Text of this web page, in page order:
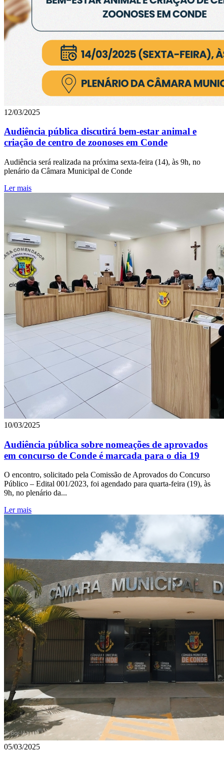
12/03/2025
Audiência pública discutirá bem-estar animal e
criação de centro de zoonoses em Conde
Audiência será realizada na próxima sexta-feira (14), às 9h, no
plenário da Câmara Municipal de Conde
Ler mais
10/03/2025
Audiência pública sobre nomeações de aprovados
em concurso de Conde é marcada para o dia 19
O encontro, solicitado pela Comissão de Aprovados do Concurso
Público – Edital 001/2023, foi agendado para quarta-feira (19), às
9h, no plenário da...
Ler mais
05/03/2025